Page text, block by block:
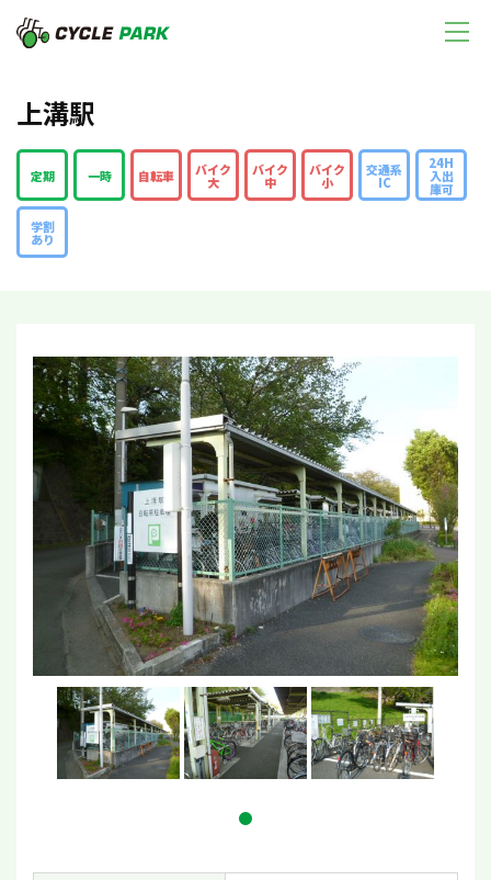
上溝駅
定期 一時 自転車 バイク
大
バイク
中
バイク
小
交通系
IC
24H
入出
庫可
学割
あり